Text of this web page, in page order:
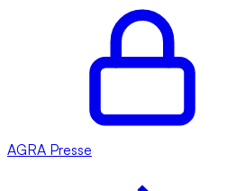
AGRA Presse